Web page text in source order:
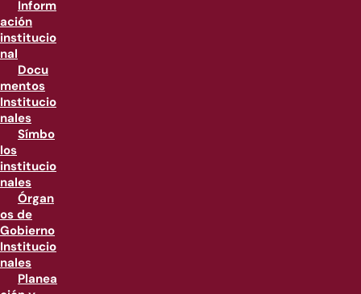
Inform
ación
institucio
nal
Docu
mentos
Institucio
nales
Símbo
los
institucio
nales
Órgan
os de
Gobierno
Institucio
nales
Planea